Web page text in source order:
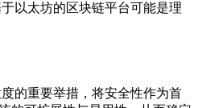
以太坊的区块链平台可能是理
的重要举措，将安全性作为首